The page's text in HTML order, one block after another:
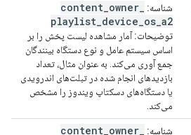
شناسه: content owner
playlist device os a2
توضیحات:آمار مشاهده لیست پخش را بر
اساس سیستم عامل و نوع دستگاه بینندگان
جمع آوری می‌کند. به عنوان مثال، تعداد
بازدیدهای انجام شده در تبلت‌های اندرویدی
یا دستگاه‌های دسکتاپ ویندوز را مشخص
می‌کند.
شناسه: content owner